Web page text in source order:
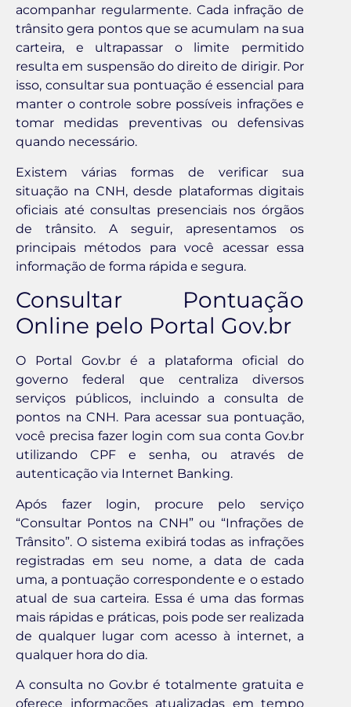
acompanhar regularmente. Cada infração de
trânsito gera pontos que se acumulam na sua
carteira, e ultrapassar o limite permitido
resulta em suspensão do direito de dirigir. Por
isso, consultar sua pontuação é essencial para
manter o controle sobre possíveis infrações e
tomar medidas preventivas ou defensivas
quando necessário.
Existem várias formas de verificar sua
situação na CNH, desde plataformas digitais
oficiais até consultas presenciais nos órgãos
de trânsito. A seguir, apresentamos os
principais métodos para você acessar essa
informação de forma rápida e segura.
Consultar Pontuação
Online pelo Portal Gov.br
O Portal Gov.br é a plataforma oficial do
governo federal que centraliza diversos
serviços públicos, incluindo a consulta de
pontos na CNH. Para acessar sua pontuação,
você precisa fazer login com sua conta Gov.br
utilizando CPF e senha, ou através de
autenticação via Internet Banking.
Após fazer login, procure pelo serviço
“Consultar Pontos na CNH” ou “Infrações de
Trânsito”. O sistema exibirá todas as infrações
registradas em seu nome, a data de cada
uma, a pontuação correspondente e o estado
atual de sua carteira. Essa é uma das formas
mais rápidas e práticas, pois pode ser realizada
de qualquer lugar com acesso à internet, a
qualquer hora do dia.
A consulta no Gov.br é totalmente gratuita e
oferece informações atualizadas em tempo